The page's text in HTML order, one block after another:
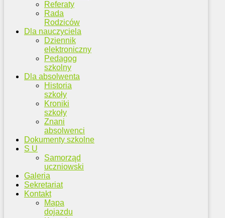
Referaty
Rada
Rodziców
Dla nauczyciela
Dziennik
elektroniczny
Pedagog
szkolny
Dla absolwenta
Historia
szkoły
Kroniki
szkoły
Znani
absolwenci
Dokumenty szkolne
S U
Samorząd
uczniowski
Galeria
Sekretariat
Kontakt
Mapa
dojazdu